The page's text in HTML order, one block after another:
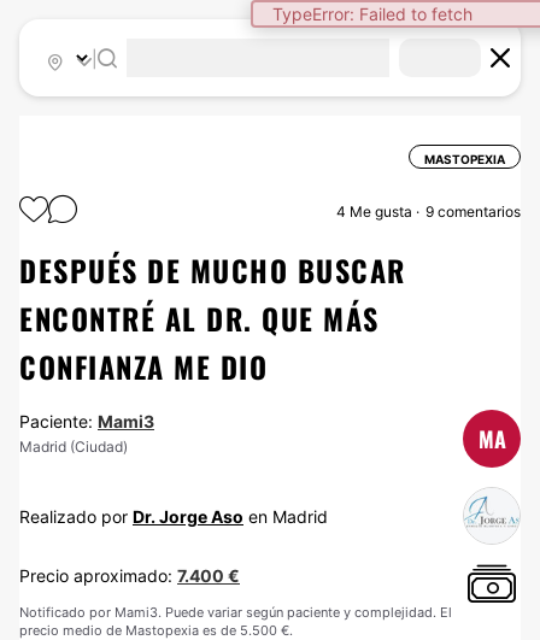
TypeError: Failed to fetch
MASTOPEXIA
4 Me gusta 9 comentarios
DESPUÉS DE MUCHO BUSCAR
ENCONTRÉ AL DR. QUE MÁS
CONFIANZA ME DIO
Paciente: Mami3
Madrid (Ciudad) MA
Realizado por Dr. Jorge Aso en Madrid
Precio aproximado: 7.400 €
Notificado por Mami3. Puede variar según paciente y complejidad. El
precio medio de Mastopexia es de 5.500 €.